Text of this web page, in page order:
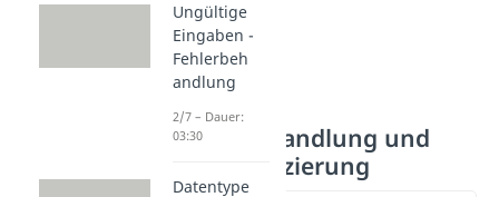
Fehlerbehandlung und
Dereferenzierung
Ungültige
Eingaben -
Fehlerbeh
andlung
2/7 – Dauer:
03:30
Datentype